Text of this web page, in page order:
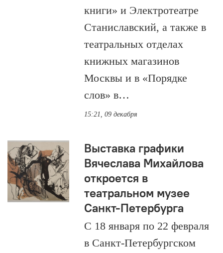
книги» и Электротеатре
Станиславский, а также в
театральных отделах
книжных магазинов
Москвы и в «Порядке
слов» в…
15:21, 09 декабря
Выставка графики
Вячеслава Михайлова
откроется в
театральном музее
Санкт-Петербурга
С 18 января по 22 февраля
в Санкт-Петербургском